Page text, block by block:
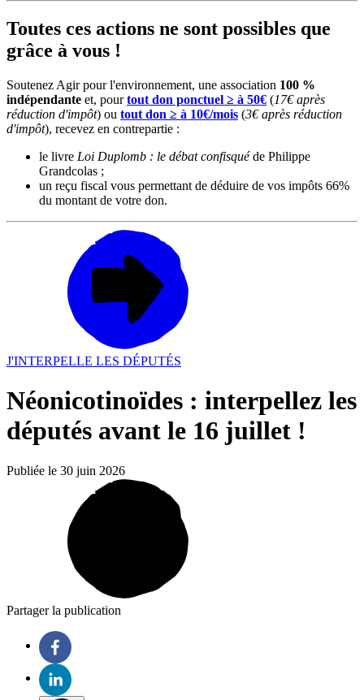
Toutes ces actions ne sont possibles que
grâce à vous !
Soutenez Agir pour l'environnement, une association 100 %
indépendante et, pourtout don ponctuel ≥ à 50€ (17€ après
réduction d'impôt) ou tout don ≥ à 10€/mois (3€ après réduction
d'impôt), recevez en contrepartie :
le livre Loi Duplomb : le débat confisquéde Philippe
Grandcolas ;
un reçu fiscal vous permettant de déduire de vos impôts 66%
du montant de votre don.
J'INTERPELLE LES DÉPUTÉS
Néonicotinoïdes : interpellez les
députés avant le 16 juillet !
Publiée le 30 juin 2026
Partager la publication